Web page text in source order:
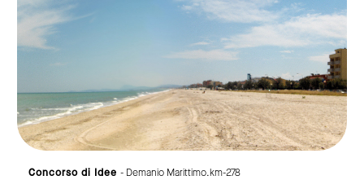
Concorso di Idee - Demanio Marittimo.km-278